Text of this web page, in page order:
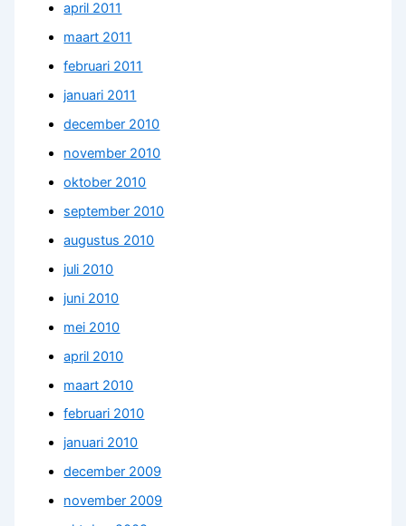
april 2011
maart 2011
februari 2011
januari 2011
december 2010
november 2010
oktober 2010
september 2010
augustus 2010
juli 2010
juni 2010
mei 2010
april 2010
maart 2010
februari 2010
januari 2010
december 2009
november 2009